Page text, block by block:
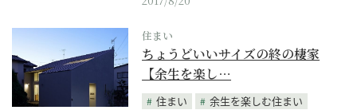
住まい
ちょうどいいサイズの終の棲家
【余生を楽し…
住まい
余生を楽しむ住まい